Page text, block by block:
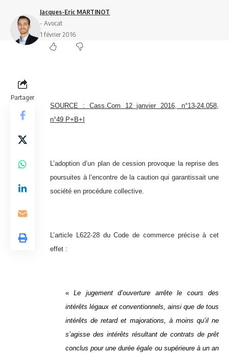
Jacques-Eric MARTINOT
- Avocat
1 février 2016
Partager
SOURCE : Cass.Com 12 janvier 2016, n°13-24.058,
n°49 P+B+I
L’adoption d’un plan de cession provoque la reprise des
poursuites à l’encontre de la caution qui garantissait une
société en procédure collective.
L’article L622-28 du Code de commerce précise à cet
effet :
«Le jugement d’ouverture arrête le cours des
intérêts légaux et conventionnels, ainsi que de tous
intérêts de retard et majorations, à moins qu’il ne
s’agisse des intérêts résultant de contrats de prêt
conclus pour une durée égale ou supérieure à un an